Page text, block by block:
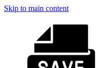
Skip to main content